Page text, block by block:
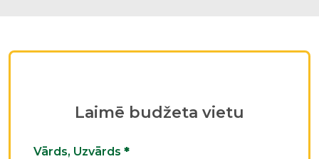
Laimē budžeta vietu
Vārds, Uzvārds *